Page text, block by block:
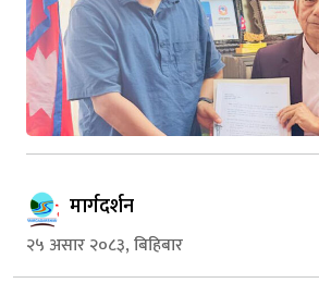
मार्गदर्शन
२५ असार २०८३, बिहिबार